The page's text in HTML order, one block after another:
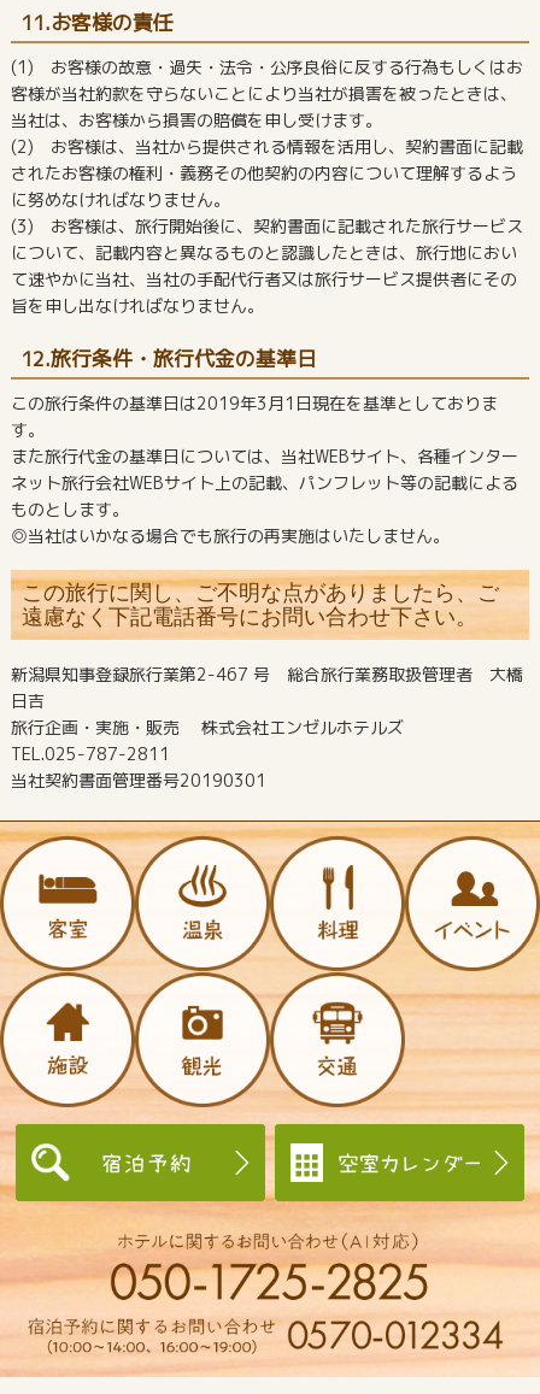
11.お客様の責任
(1) お客様の故意・過失・法令・公序良俗に反する行為もしくはお
客様が当社約款を守らないことにより当社が損害を被ったときは、
当社は、お客様から損害の賠償を申し受けます。
(2) お客様は、当社から提供される情報を活用し、契約書面に記載
されたお客様の権利・義務その他契約の内容について理解するよう
に努めなければなりません。
(3) お客様は、旅行開始後に、契約書面に記載された旅行サービス
について、記載内容と異なるものと認識したときは、旅行地におい
て速やかに当社、当社の手配代行者又は旅行サービス提供者にその
旨を申し出なければなりません。
12.旅行条件・旅行代金の基準日
この旅行条件の基準日は2019年3月1日現在を基準としておりま
す。
また旅行代金の基準日については、当社WEBサイト、各種インター
ネット旅行会社WEBサイト上の記載、パンフレット等の記載による
ものとします。
◎当社はいかなる場合でも旅行の再実施はいたしません。
この旅行に関し、ご不明な点がありましたら、ご
遠慮なく下記電話番号にお問い合わせ下さい。
新潟県知事登録旅行業第2-467 号 総合旅行業務取扱管理者 大橋
日吉
旅行企画・実施・販売 株式会社エンゼルホテルズ
TEL.025-787-2811
当社契約書面管理番号20190301